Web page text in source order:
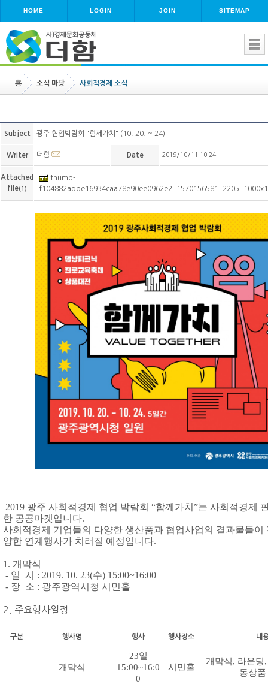
HOME LOGIN JOIN SITEMAP
홈 소식 마당 사회적경제 소식
Subject 광주 협업박람회 "함께가치" (10. 20. ~ 24)
Writer 더함 Date 2019/10/11 10:24
Attached
file(1)
thumb-
2019 광주 사회적경제 협업 박람회 “함께가치 ”는 사회적경제
한 공공마켓입니다.
사회적경제 기업들의 다양한 생산품과 협업사업의 결과물들이
양한 연계행사가 치러질 예정입니다.
1. 개막식
- 일 시 : 2019. 10. 23(수) 15:00~16:00
- 장 소 : 광주광역시청 시민홀
2. 주요행사일정
구분 행사명 행사 행사장소 내
개막식
23일
15:00~16:0
0
시민홀
개막식, 라운딩
동상